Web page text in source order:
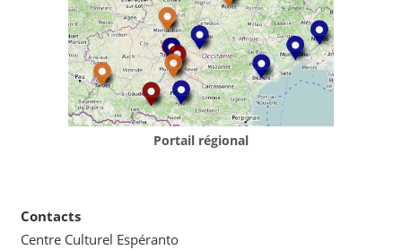
Portail régional
Contacts
Centre Culturel Espéranto